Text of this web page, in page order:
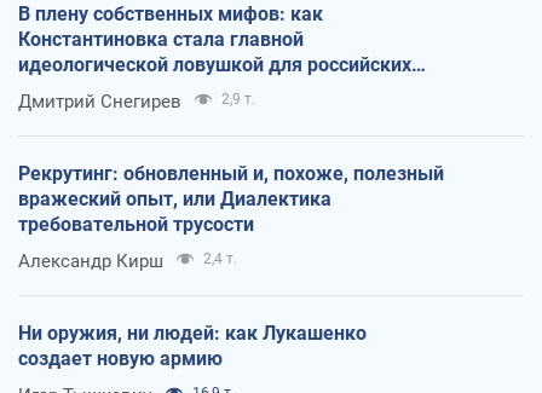
В плену собственных мифов: как
Константиновка стала главной
идеологической ловушкой для российских
оккупантов
Дмитрий Снегирев 2,9 т.
Рекрутинг: обновленный и, похоже, полезный
вражеский опыт, или Диалектика
требовательной трусости
Александр Кирш 2,4 т.
Ни оружия, ни людей: как Лукашенко
создает новую армию